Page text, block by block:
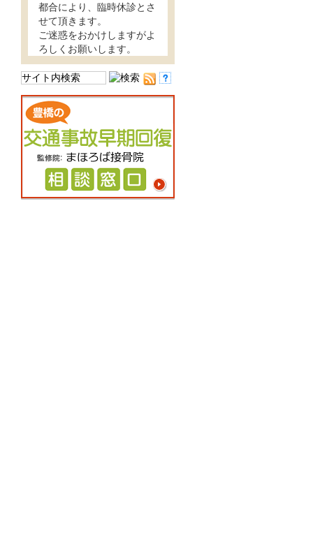
都合により、臨時休診とさ
せて頂きます。
ご迷惑をおかけしますがよ
ろしくお願いします。